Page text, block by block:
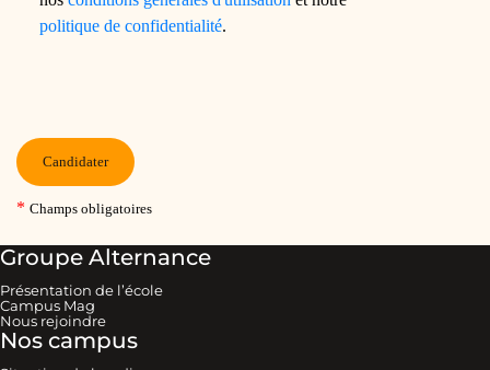
Groupe Alternance
Présentation de l’école
Campus Mag
Nous rejoindre
Nos campus